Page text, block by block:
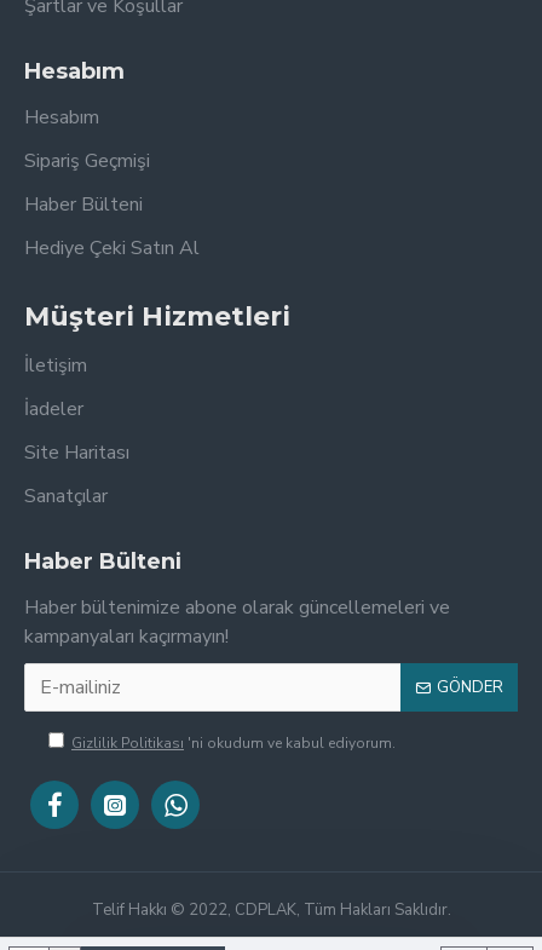
Şartlar ve Koşullar
Hesabım
Hesabım
Sipariş Geçmişi
Haber Bülteni
Hediye Çeki Satın Al
Müşteri Hizmetleri
İletişim
İadeler
Site Haritası
Sanatçılar
Haber Bülteni
Haber bültenimize abone olarak güncellemeleri ve
kampanyaları kaçırmayın!
GÖNDER
Gizlilik Politikası 'ni okudum ve kabul ediyorum.
Telif Hakkı © 2022, CDPLAK, Tüm Hakları Saklıdır.